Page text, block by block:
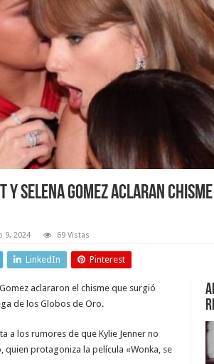
y Selena Gomez aclaran
9, 2024 69 Vistas
LinkedIn Pinterest
aclararon el chisme que surgió
de los Globos de Oro.
a los rumores de que Kylie Jenner no
quien protagoniza la película «Wonka, se